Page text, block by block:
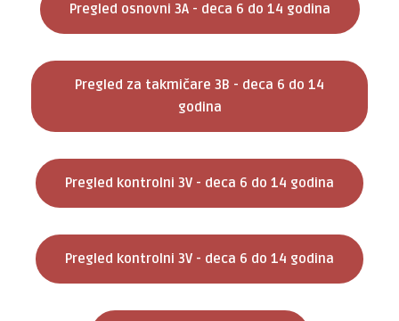
Pregled osnovni 3A - deca 6 do 14 godina
Pregled za takmičare 3B - deca 6 do 14
godina
Pregled kontrolni 3V - deca 6 do 14 godina
Pregled kontrolni 3V - deca 6 do 14 godina